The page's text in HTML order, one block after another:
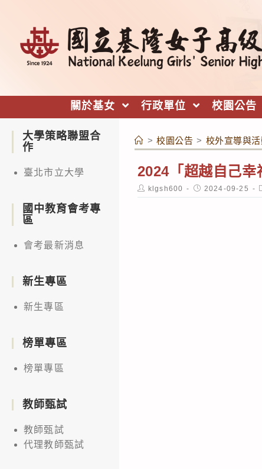
關於基女 行政單位 校園公告
> 校園公告 > 校外宣導與活
2024「超越自己
Post
author:
klgsh600
Post
published:
2024-09-25
大學策略聯盟合
作
臺北市立大學
國中教育會考專
區
會考最新消息
新生專區
新生專區
榜單專區
榜單專區
教師甄試
教師甄試
代理教師甄試